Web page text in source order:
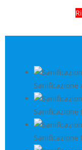
Sanificazione
Sanificazione
Sanificazione